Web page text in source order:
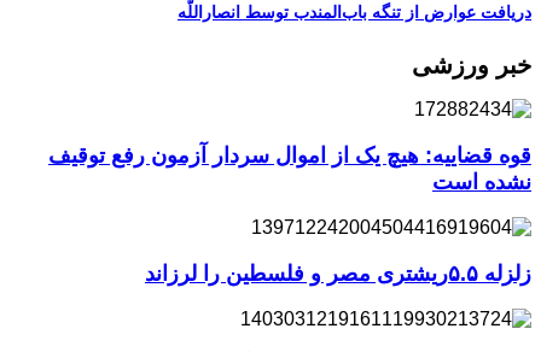
دریافت عوارض از تنگه باب‌المندب توسط انصاراللّه
خبر ورزشی
قوه قضاییه: هیچ یک از اموال سردار آزمون رفع توقیف
نشده است
زلزله ۵.۵ریشتری مصر و فلسطین را لرزاند